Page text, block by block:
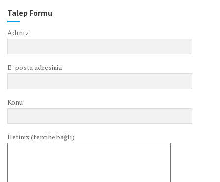
Talep Formu
Adınız
E-posta adresiniz
Konu
İletiniz (tercihe bağlı)